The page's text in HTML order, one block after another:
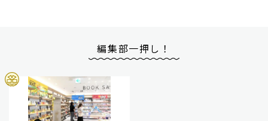
編集部一押し！